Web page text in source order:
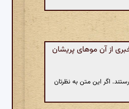
از آن موهای پریشان
اگر این متن به نظرتان